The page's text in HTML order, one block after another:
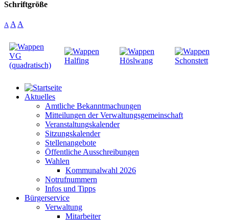
Schriftgröße
A A A
Aktuelles
Amtliche Bekanntmachungen
Mitteilungen der Verwaltungsgemeinschaft
Veranstaltungskalender
Sitzungskalender
Stellenangebote
Öffentliche Ausschreibungen
Wahlen
Kommunalwahl 2026
Notrufnummern
Infos und Tipps
Bürgerservice
Verwaltung
Mitarbeiter